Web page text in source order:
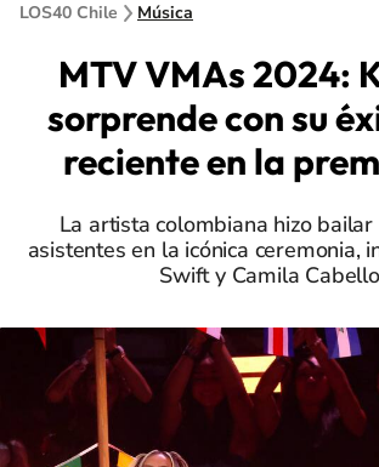
LOS40 Chile Música
MTV VMAs 2024:
sorprende con su
reciente en la
La artista colombiana hizo
asistentes en la icónica ceremonia,
Swift y Camila